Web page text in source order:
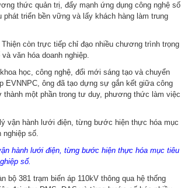
thức quản trị, đẩy mạnh ứng dụng công nghệ số
triển bền vững và lấy khách hàng làm trung
còn trực tiếp chỉ đạo nhiều chương trình trọng
văn hóa doanh nghiệp.
học, công nghệ, đổi mới sáng tạo và chuyển
EVNNPC, ông đã tạo dựng sự gắn kết giữa công
một phần trong tư duy, phương thức làm việc
hành lưới điện, từng bước hiện thực hóa mục tiêu
số.
bộ 381 trạm biến áp 110kV thông qua hệ thống